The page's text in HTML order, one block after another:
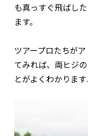
も真っすぐ飛ばし
ます。
ツアープロたちが
てみれば、両ヒジ
とがよくわかります